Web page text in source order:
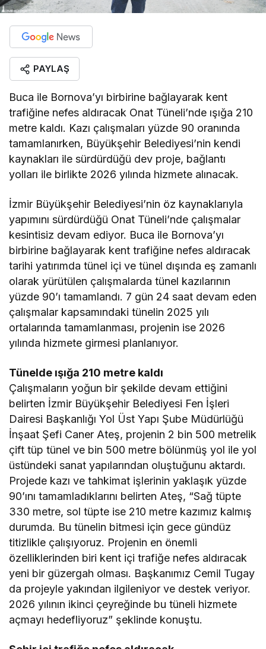
PAYLAŞ
Buca ile Bornova’yı birbirine bağlayarak kent
trafiğine nefes aldıracak Onat Tüneli’nde ışığa 210
metre kaldı. Kazı çalışmaları yüzde 90 oranında
tamamlanırken, Büyükşehir Belediyesi’nin kendi
kaynakları ile sürdürdüğü dev proje, bağlantı
yolları ile birlikte 2026 yılında hizmete alınacak.
İzmir Büyükşehir Belediyesi’nin öz kaynaklarıyla
yapımını sürdürdüğü Onat Tüneli’nde çalışmalar
kesintisiz devam ediyor. Buca ile Bornova’yı
birbirine bağlayarak kent trafiğine nefes aldıracak
tarihi yatırımda tünel içi ve tünel dışında eş zamanlı
olarak yürütülen çalışmalarda tünel kazılarının
yüzde 90’ı tamamlandı. 7 gün 24 saat devam eden
çalışmalar kapsamındaki tünelin 2025 yılı
ortalarında tamamlanması, projenin ise 2026
yılında hizmete girmesi planlanıyor.
Tünelde ışığa 210 metre kaldı
Çalışmaların yoğun bir şekilde devam ettiğini
belirten İzmir Büyükşehir Belediyesi Fen İşleri
Dairesi Başkanlığı Yol Üst Yapı Şube Müdürlüğü
İnşaat Şefi Caner Ateş, projenin 2 bin 500 metrelik
çift tüp tünel ve bin 500 metre bölünmüş yol ile yol
üstündeki sanat yapılarından oluştuğunu aktardı.
Projede kazı ve tahkimat işlerinin yaklaşık yüzde
90’ını tamamladıklarını belirten Ateş, “Sağ tüpte
330 metre, sol tüpte ise 210 metre kazımız kalmış
durumda. Bu tünelin bitmesi için gece gündüz
titizlikle çalışıyoruz. Projenin en önemli
özelliklerinden biri kent içi trafiğe nefes aldıracak
yeni bir güzergah olması. Başkanımız Cemil Tugay
da projeyle yakından ilgileniyor ve destek veriyor.
2026 yılının ikinci çeyreğinde bu tüneli hizmete
açmayı hedefliyoruz” şeklinde konuştu.